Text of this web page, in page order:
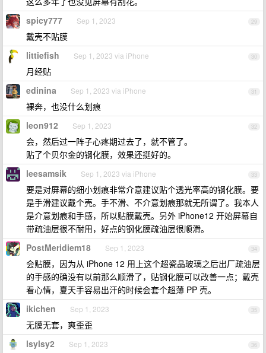
29
spicy777 Sep 1, 2023
戴壳不贴膜
30
littiefish Sep 1, 2023 via iPhone
月经贴
31
edinina Sep 1, 2023 via iPhone
裸奔，也没什么划痕
32
leon912 Sep 1, 2023
会，然后过一阵子心疼期过去了，就不管了。
贴了个贝尔金的钢化膜，效果还挺好的。
33
leesamsik Sep 1, 2023 via iPhone
要是对屏幕的细小划痕非常介意建议贴个透光率高的钢化膜。要
是手滑建议戴个壳。手不滑、不介意划痕那就无所谓了。我本人
是介意划痕和手感，所以贴膜戴壳。另外 iPhone12 开始屏幕自
带疏油层很不耐用，好点的钢化膜疏油层很顺滑。
34
PostMeridiem18 Sep 1, 2023
会贴膜，因为从 iPhone 12 用上这个超瓷晶玻璃之后出厂疏油层
的手感的确没有以前那么顺滑了，贴钢化膜可以改善一点；戴壳
看心情，夏天手容易出汗的时候会套个超薄 PP 壳。
35
ikichen Sep 1, 2023
无膜无套，爽歪歪
36
lsylsy2 Sep 1, 2023